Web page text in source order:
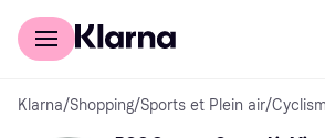
Acheter avec Klarna
Klarna/Shopping/Sports et Plein air/